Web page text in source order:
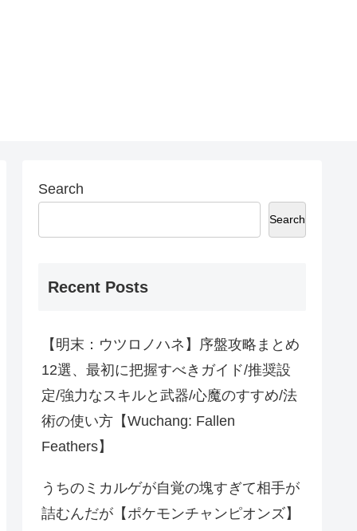
Search
Search
Recent Posts
【明末：ウツロノハネ】序盤攻略まとめ
12選、最初に把握すべきガイド/推奨設
定/強力なスキルと武器/心魔のすすめ/法
術の使い方【Wuchang: Fallen
Feathers】
うちのミカルゲが自覚の塊すぎて相手が
詰むんだが【ポケモンチャンピオンズ】